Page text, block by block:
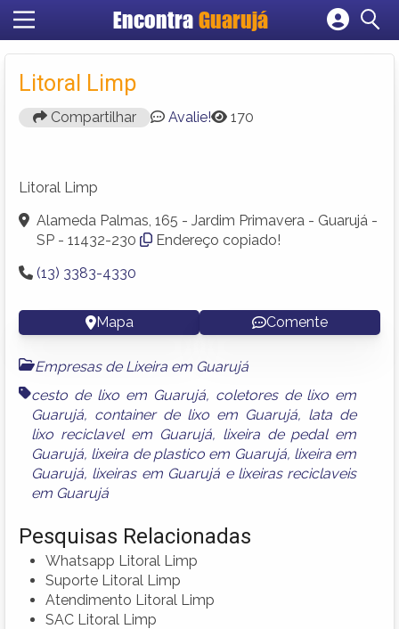
Encontra Guarujá
Cadastrar empresa
Litoral Limp
Compartilhar Avalie! 170
Litoral Limp
Alameda Palmas, 165 - Jardim Primavera - Guarujá -
SP - 11432-230
Endereço copiado!
(13) 3383-4330
Mapa Comente
Empresas de Lixeira em Guarujá
cesto de lixo em Guarujá, coletores de lixo em
Guarujá, container de lixo em Guarujá, lata de
lixo reciclavel em Guarujá, lixeira de pedal em
Guarujá, lixeira de plastico em Guarujá, lixeira em
Guarujá, lixeiras em Guarujá e lixeiras reciclaveis
em Guarujá
Pesquisas Relacionadas
Whatsapp Litoral Limp
Suporte Litoral Limp
Atendimento Litoral Limp
SAC Litoral Limp